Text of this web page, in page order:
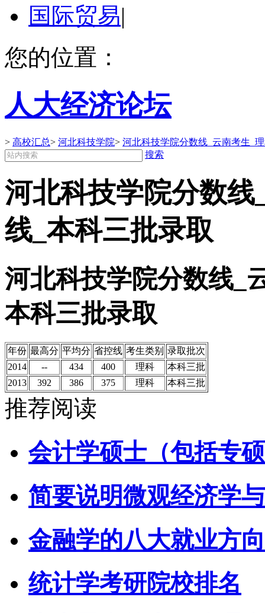
国际贸易|
您的位置：
人大经济论坛
> 高校汇总> 河北科技学院> 河北科技学院分数线_云南考生_
搜索
河北科技学院分数
线_本科三批录取
河北科技学院分数线_
本科三批录取
年份 最高分 平均分 省控线 考生类别 录取批次
2014
-- 434 400 理科
本科三批
2013
392 386 375 理科 本科三批
推荐阅读
会计学硕士（包括专
简要说明微观经济学
金融学的八大就业方
统计学考研院校排名